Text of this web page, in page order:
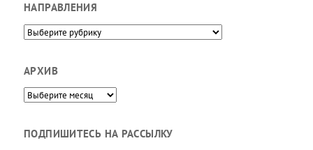
НАПРАВЛЕНИЯ
Направления
АРХИВ
Архив
ПОДПИШИТЕСЬ НА РАССЫЛКУ